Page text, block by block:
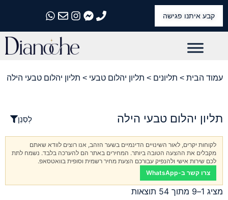
קבע איתנו פגישה
התקשרו אלינו
התקשרו אלינו
התקשרו אלינו
התקשרו אלינו
התקשרו אלינו
עמוד הבית > תליונים > תליון יהלום טבעי > תליון יהלום טבעי הילה
לְסַנֵן תליון יהלום טבעי הילה
לקוחות יקרים, לאור השינויים הדינמיים בשער הזהב, אנו רוצים לוודא שאתם
מקבלים את ההצעה הטובה ביותר. המחירים באתר הם להערכה בלבד. נשמח לתת
לכם שירות אישי ולהנפיק עבורכם הצעת מחיר רשמית וסופית בוואטסאפ.
צרו קשר ב-WhatsApp
מציג 1–9 מתוך 54 תוצאות